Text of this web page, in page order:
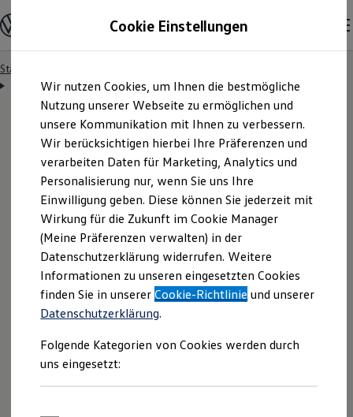
Hauptinhalt
springen
Footer
springen
Modelle & Konfigurator
Nutzfahrzeugkategorien entdecken
Modelle konfigurieren
Vorgängermodelle und Oldtimer
Vorgängermodelle
Oldtimer
Bulli Historie
Branchenlösungen & Gewerbekunden
Umbaulösungen und Hersteller finden
Auf- und Umbauten entdecken & konfigurieren
Groß- und Sonderkunden
Großkunden
Kommunen & Behörden
Journalisten
Sportvereine
Branchenlösungen
Bau & Handwerk
Gewerbliche Personenbeförderung
Service & mobile Werkstätten
Kurier, Logistik & Handel
Feuerwehr
Rettungsdienste
ONE Business ID Vorteile
Fahrzeugsuche & Marktplatz
Startseite
Servicetermin anfragen
Servicetermin bequem
online anfragen
Nutzen Sie unser Onlineformular, um schnell und
unkompliziert einen Servicetermin bei Ihrem
Volkswagen NutzfahrzeugePartner anzufragen.
Cookie Einstellungen
Wir nutzen Cookies, um Ihnen die bestmögliche
Nutzung unserer Webseite zu ermöglichen und
unsere Kommunikation mit Ihnen zu verbessern.
Wir berücksichtigen hierbei Ihre Präferenzen und
verarbeiten Daten für Marketing, Analytics und
Personalisierung nur, wenn Sie uns Ihre
Einwilligung geben. Diese können Sie jederzeit mit
Wirkung für die Zukunft im Cookie Manager
(Meine Präferenzen verwalten) in der
Datenschutzerklärung widerrufen. Weitere
Informationen zu unseren eingesetzten Cookies
finden Sie in unsererCookie-Richtlinie und unserer
Datenschutzerklärung.
Folgende Kategorien von Cookies werden durch
uns eingesetzt: